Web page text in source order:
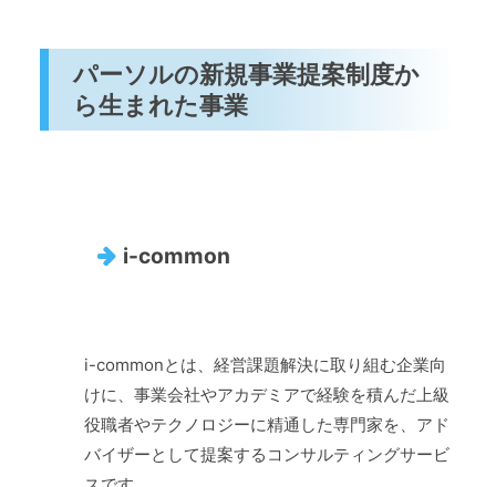
パーソルの新規事業提案制度か
ら生まれた事業
i-common
i-commonとは、経営課題解決に取り組む企業向
けに、事業会社やアカデミアで経験を積んだ上級
役職者やテクノロジーに精通した専門家を、アド
バイザーとして提案するコンサルティングサービ